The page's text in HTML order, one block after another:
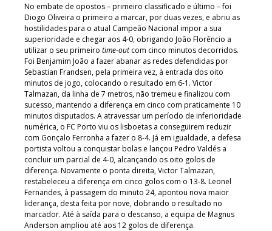
No embate de opostos – primeiro classificado e último – foi
Diogo Oliveira o primeiro a marcar, por duas vezes, e abriu as
hostilidades para o atual Campeão Nacional impor a sua
superioridade e chegar aos 4-0, obrigando João Florêncio a
utilizar o seu primeiro time-outcom cinco minutos decorridos.
Foi Benjamim João a fazer abanar as redes defendidas por
Sebastian Frandsen, pela primeira vez, à entrada dos oito
minutos de jogo, colocando o resultado em 6-1. Victor
Talmazan, da linha de 7 metros, não tremeu e finalizou com
sucesso, mantendo a diferença em cinco com praticamente 10
minutos disputados. A atravessar um período de inferioridade
numérica, o FC Porto viu os lisboetas a conseguirem reduzir
com Gonçalo Ferronha a fazer o 8-4. Já em igualdade, a defesa
portista voltou a conquistar bolas e lançou Pedro Valdés a
concluir um parcial de 4-0, alcançando os oito golos de
diferença. Novamente o ponta direita, Victor Talmazan,
restabeleceu a diferença em cinco golos com o 13-8. Leonel
Fernandes, à passagem do minuto 24, apontou nova maior
liderança, desta feita por nove, dobrando o resultado no
marcador. Até à saída para o descanso, a equipa de Magnus
Anderson ampliou até aos 12 golos de diferença.